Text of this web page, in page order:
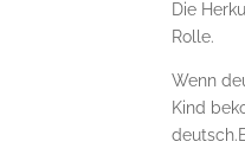
Die
Rolle.
Wenn
Kind